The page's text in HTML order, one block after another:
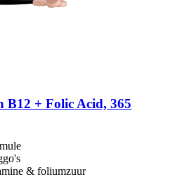
B12 + Folic Acid, 365
& foliumzuur